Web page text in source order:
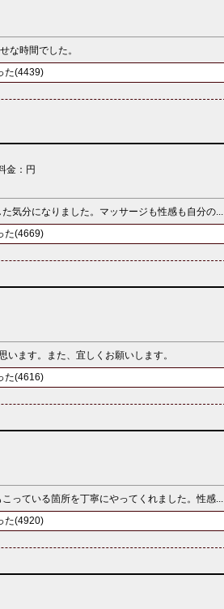
な時間でした。
た(4439)
金：円
気分になりました。マッサージも性感も自分の...
た(4669)
ます。また、宜しくお願いします。
た(4616)
っている箇所を丁寧にやってくれました。性感...
た(4920)